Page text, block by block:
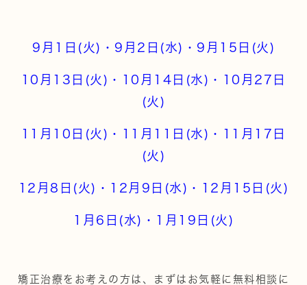
9月1日(火)・9月2日(水)・9月15日(火)
10月13日(火)・10月14日(水)・10月27日
(火)
11月10日(火)・11月11日(水)・11月17日
(火)
12月8日(火)・12月9日(水)・12月15日(火)
1月6日(水)・1月19日(火)
矯正治療をお考えの方は、まずはお気軽に無料相談に